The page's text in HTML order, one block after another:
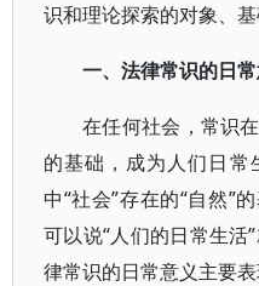
识和理论探索的对象、基
一、法律常识的日
在任何社会，常识
的基础，成为人们日常
中“社会”存在的“自然”
可以说“人们的日常生活
律常识的日常意义主要